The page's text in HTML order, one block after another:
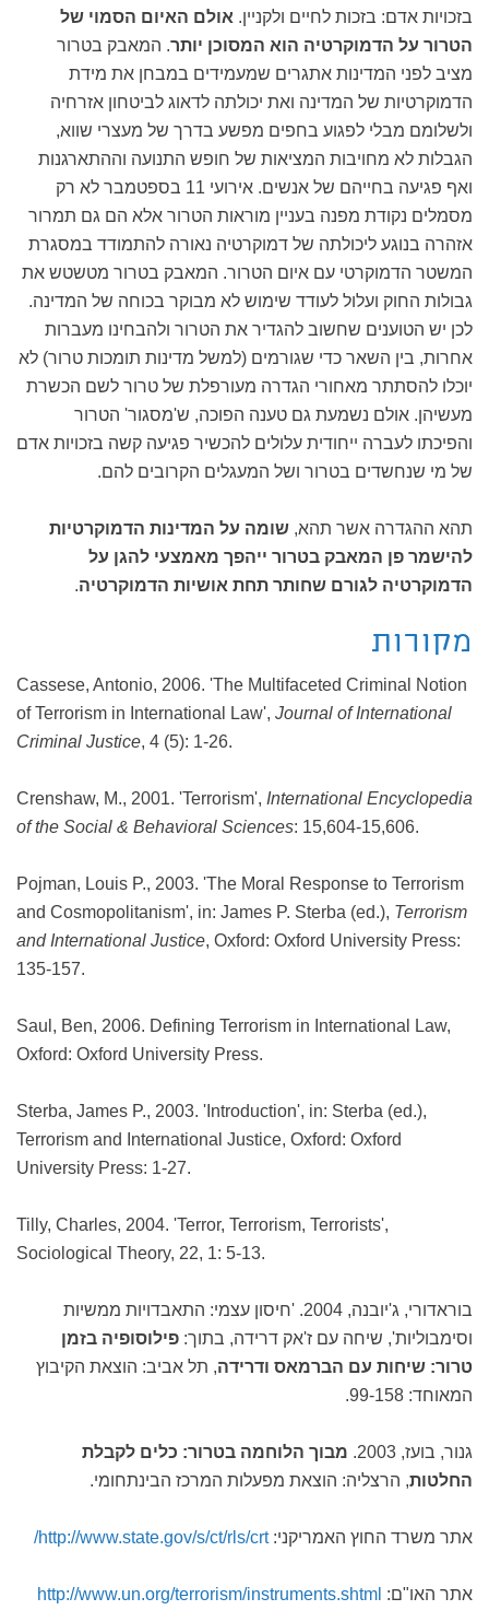
בזכויות אדם: בזכות לחיים ולקניין. אולם האיום הסמוי של
הטרור על הדמוקרטיה הוא המסוכן יותר. המאבק בטרור
מציב לפני המדינות אתגרים שמעמידים במבחן את מידת
הדמוקרטיות של המדינה ואת יכולתה לדאוג לביטחון אזרחיה
ולשלומם מבלי לפגוע בחפים מפשע בדרך של מעצרי שווא,
הגבלות לא מחויבות המציאות של חופש התנועה וההתארגנות
ואף פגיעה בחייהם של אנשים. אירועי 11 בספטמבר לא רק
מסמלים נקודת מפנה בעניין מוראות הטרור אלא הם גם תמרור
אזהרה בנוגע ליכולתה של דמוקרטיה נאורה להתמודד במסגרת
המשטר הדמוקרטי עם איום הטרור. המאבק בטרור מטשטש את
גבולות החוק ועלול לעודד שימוש לא מבוקר בכוחה של המדינה.
לכן יש הטוענים שחשוב להגדיר את הטרור ולהבחינו מעברות
אחרות, בין השאר כדי שגורמים (למשל מדינות תומכות טרור) לא
יוכלו להסתתר מאחורי הגדרה מעורפלת של טרור לשם הכשרת
מעשיהן. אולם נשמעת גם טענה הפוכה, ש'מסגור' הטרור
והפיכתו לעברה ייחודית עלולים להכשיר פגיעה קשה בזכויות אדם
של מי שנחשדים בטרור ושל המעגלים הקרובים להם.
תהא ההגדרה אשר תהא, שומה על המדינות הדמוקרטיות
להישמר פן המאבק בטרור ייהפך מאמצעי להגן על
הדמוקרטיה לגורם שחותר תחת אושיות הדמוקרטיה.
מקורות
Cassese, Antonio, 2006. 'The Multifaceted Criminal Notion
of Terrorism in International Law', Journal of International
Criminal Justice, 4 (5): 1-26.
Crenshaw, M., 2001. 'Terrorism', International Encyclopedia
of the Social & Behavioral Sciences: 15,604-15,606.
Pojman, Louis P., 2003. 'The Moral Response to Terrorism
and Cosmopolitanism', in: James P. Sterba (ed.), Terrorism
and International Justice, Oxford: Oxford University Press:
135-157.
Saul, Ben, 2006. Defining Terrorism in International Law,
Oxford: Oxford University Press.
Sterba, James P., 2003. 'Introduction', in: Sterba (ed.),
Terrorism and International Justice, Oxford: Oxford
University Press: 1-27.
Tilly, Charles, 2004. 'Terror, Terrorism, Terrorists',
Sociological Theory, 22, 1: 5-13.
בוראדורי, ג'יובנה, 2004. 'חיסון עצמי: התאבדויות ממשיות
וסימבוליות', שיחה עם ז'אק דרידה, בתוך: פילוסופיה בזמן
טרור: שיחות עם הברמאס ודרידה, תל אביב: הוצאת הקיבוץ
המאוחד: 99-158.
גנור, בועז, 2003.
מבוך הלוחמה בטרור: כלים לקבלת
החלטות, הרצליה: הוצאת מפעלות המרכז הבינתחומי.
אתר משרד החוץ האמריקני:http://www.state.gov/s/ct/rls/crt/
אתר האו"ם: http://www.un.org/terrorism/instruments.shtml